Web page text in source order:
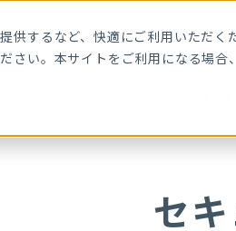
供するなど、快適にご利用いただく
さい。本サイトをご利用になる場合
サービス・
セ